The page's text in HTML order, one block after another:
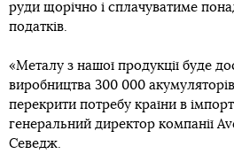
руди щорічно і сплачуватиме
податків.
«Металу з нашої продукції буде
виробництва 300 000
перекрити потребу країни в
генеральний директор компанії
Севедж.